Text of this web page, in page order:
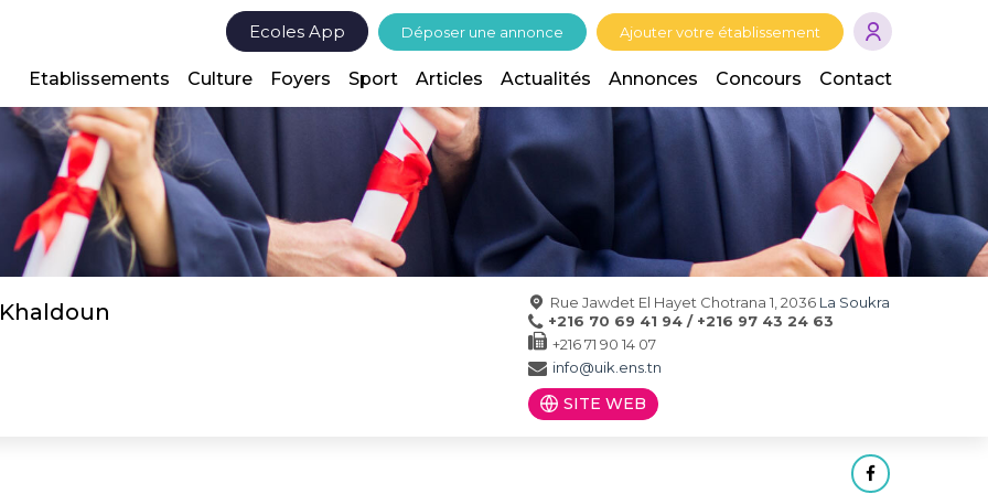
Ecoles App Déposer une annonce Ajouter votre établissement
Etablissements Culture Foyers Sport Articles Actualités Annonces Concours Contact
Rue Jawdet El Hayet Chotrana 1, 2036 La Soukra
+216 70 69 41 94 / +216 97 43 24 63
+216 71 90 14 07
info@uik.ens.tn
SITE WEB